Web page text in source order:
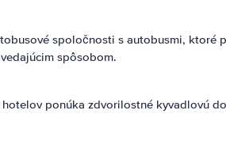
spoločnosti s autobusmi,
spôsobom.
ponúka zdvorilostné kyvadlovú